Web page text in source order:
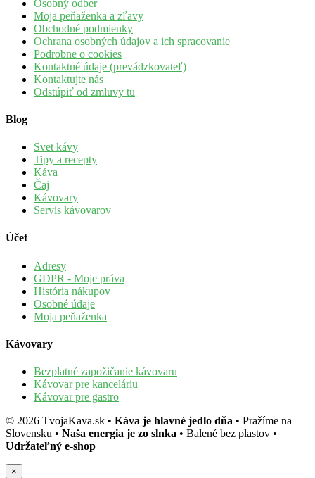
Osobný odber
Moja peňaženka a zľavy
Obchodné podmienky
Ochrana osobných údajov a ich spracovanie
Podrobne o cookies
Kontaktné údaje (prevádzkovateľ)
Kontaktujte nás
Odstúpiť od zmluvy tu
Blog
Svet kávy
Tipy a recepty
Káva
Čaj
Kávovary
Servis kávovarov
Účet
Adresy
GDPR - Moje práva
História nákupov
Osobné údaje
Moja peňaženka
Kávovary
Bezplatné zapožičanie kávovaru
Kávovar pre kanceláriu
Kávovar pre gastro
© 2026 TvojaKava.sk • Káva je hlavné jedlo dňa • Pražíme na
Slovensku • Naša energia je zo slnka • Balené bez plastov •
Udržateľný e-shop
×